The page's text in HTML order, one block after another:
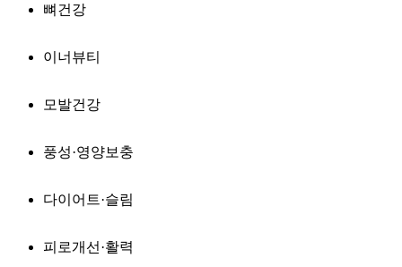
뼈건강
이너뷰티
모발건강
풍성·영양보충
다이어트·슬림
피로개선·활력